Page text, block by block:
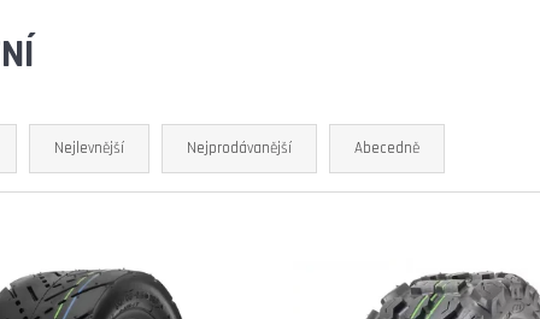
Nejlevnější Nejprodávanější Abecedně
DOPORUČUJEME